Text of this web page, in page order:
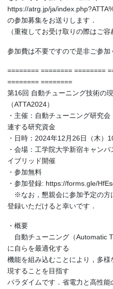
https://atrg.jp/ja/
の参加募集をお送りします．
（重複してお受け取りの際はご容
参加費は不要ですので是非ご参加
======== ======== ========
======== ========
第16回 自動チューニング技術の
（ATTA2024）
・主催：自動チューニング研究
連する研究資金
・日時：2024年12月26日（木）
・会場：工学院大学新宿キャン
イブリッド開催
・参加無料
・参加登録: https://forms.gle/
※なお，懇親会に参加予定の方
登録いただけると幸いです．
・概要
自動チューニング（Automatic
に自らを最適化する
機能を組み込むことにより，多
現することを目指す
パラダイムです．省電力と高性